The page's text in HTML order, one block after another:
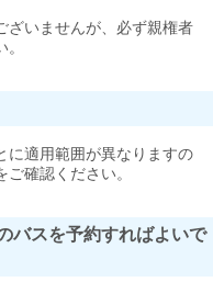
ざいませんが、必ず親権者
に適用範囲が異なりますの
ご確認ください。
バスを予約すればよいで